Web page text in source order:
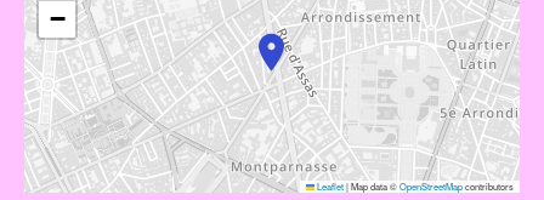
−
Leaflet|Map data ©OpenStreetMapcontributors